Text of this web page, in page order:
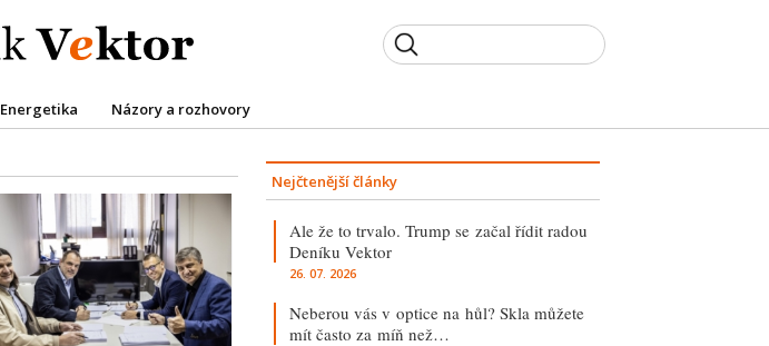
Energetika Názory a rozhovory
Nejčtenější články
Ale že to trvalo. Trump se začal řídit radou
Deníku Vektor
26. 07. 2026
Neberou vás v optice na hůl? Skla můžete
mít často za míň než…